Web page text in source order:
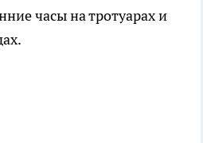
часы на тротуарах и